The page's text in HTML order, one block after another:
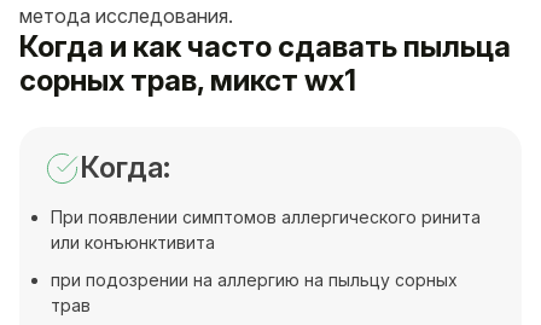
метода исследования.
Когда и как часто сдавать пыльца
сорных трав, микст wx1
Когда:
При появлении симптомов аллергического ринита
или конъюнктивита
при подозрении на аллергию на пыльцу сорных
трав